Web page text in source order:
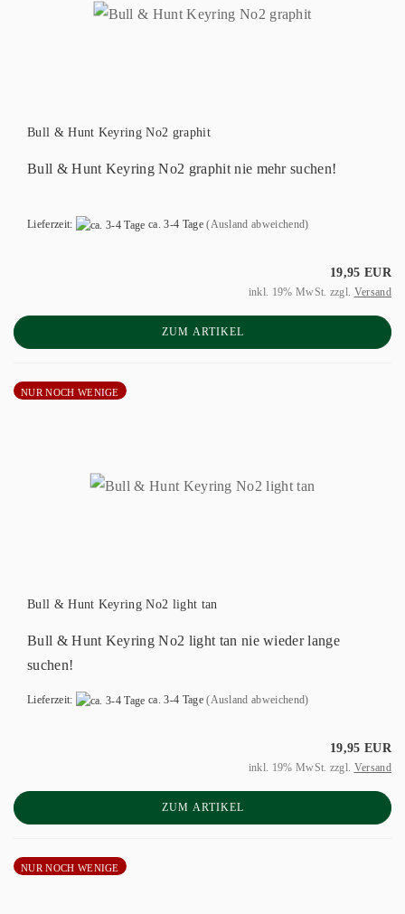
Bull & Hunt Keyring No2 graphit
Bull & Hunt Keyring No2 graphit nie mehr suchen!
Lieferzeit: ca. 3-4 Tage (Ausland abweichend)
19,95 EUR
inkl. 19% MwSt. zzgl. Versand
ZUM ARTIKEL
NUR NOCH WENIGE
Bull & Hunt Keyring No2 light tan
Bull & Hunt Keyring No2 light tan nie wieder lange
suchen!
Lieferzeit: ca. 3-4 Tage (Ausland abweichend)
19,95 EUR
inkl. 19% MwSt. zzgl. Versand
ZUM ARTIKEL
NUR NOCH WENIGE